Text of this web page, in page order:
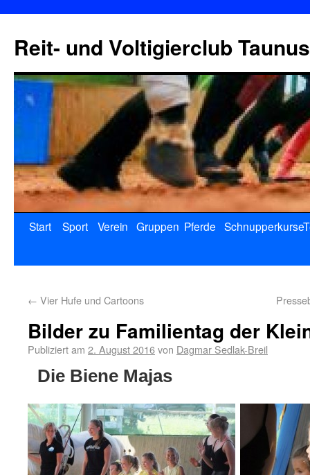
Reit- und Voltigierclub
Start Sport Verein Gruppen Pferde Schnupperkurse
← Vier Hufe und Cartoons
Bilder zu Familientag der
Publiziert am 2. August 2016von Dagmar Sedlak-Breil
Die Biene Majas